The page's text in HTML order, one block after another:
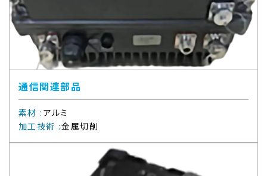
通信関連部品
素材 : アルミ
加工技術 :金属切削